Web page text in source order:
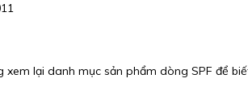
xem lại danh mục sản phẩm dòng SPF để